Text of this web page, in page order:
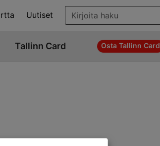
Uutiset
Tallinn Card Osta Tallinn Card